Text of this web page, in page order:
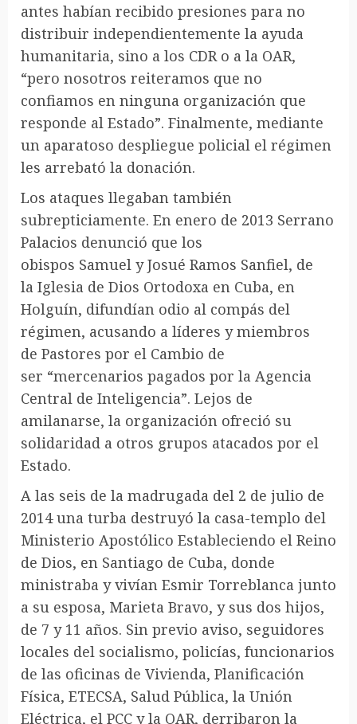
antes habían recibido presiones para no
distribuir independientemente la ayuda
humanitaria, sino a los CDR o a la OAR,
“pero nosotros reiteramos que no
confiamos en ninguna organización que
responde al Estado”. Finalmente, mediante
un aparatoso despliegue policial el régimen
les arrebató la donación.
Los ataques llegaban también
subrepticiamente. En enero de 2013 Serrano
Palacios denunció que los
obispos Samuel y Josué Ramos Sanfiel, de
la Iglesia de Dios Ortodoxa en Cuba, en
Holguín, difundían odio al compás del
régimen, acusando a líderes y miembros
de Pastores por el Cambio de
ser “mercenarios pagados por la Agencia
Central de Inteligencia”. Lejos de
amilanarse, la organización ofreció su
solidaridad a otros grupos atacados por el
Estado.
A las seis de la madrugada del 2 de julio de
2014 una turba destruyó la casa-templo del
Ministerio Apostólico Estableciendo el Reino
de Dios, en Santiago de Cuba, donde
ministraba y vivían Esmir Torreblanca junto
a su esposa, Marieta Bravo, y sus dos hijos,
de 7 y 11 años. Sin previo aviso, seguidores
locales del socialismo, policías, funcionarios
de las oficinas de Vivienda, Planificación
Física, ETECSA, Salud Pública, la Unión
Eléctrica, el PCC y la OAR, derribaron la